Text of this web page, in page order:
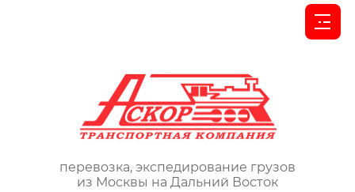
перевозка, экспедирование грузов
из Москвы на Дальний Восток